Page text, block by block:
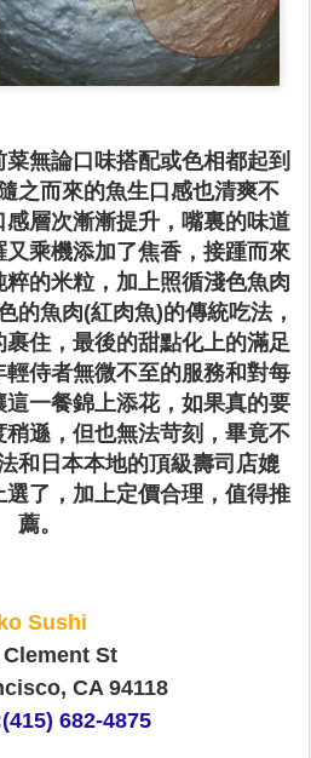
無論口味搭配或色相都起到
之而來的魚生口感也清爽不
層次漸漸提升，嘴裏的味道
乘機添加了焦香，接踵而來
的米粒，加上照循淺色魚肉
的魚肉(紅肉魚)的傳統吃法，
住，最後的甜點化上的滿足
侍者無微不至的服務和對每
一餐錦上添花，如果真的要
遜，但也無法苛刻，畢竟不
和日本本地的頂級壽司店媲
了，加上定價合理，值得推
薦。
Sushi
Clement St
CA 94118
(415) 682-4875